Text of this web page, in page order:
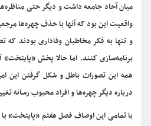
میان آحاد جامعه داشت و دیگر حتی
واقعیت این بود که آنها با حذف چهره‌ها
و تنها به فکر مخاطبان وفاداری بودند که
برنامه‌سازی کنند. اما حالا پخش «پایتخت»
همه این تصورات باطل و شکل گرفتن این
درباره دیگر چهره‌ها و افراد محبوب رسانه
با تمامی این اوصاف فصل هفتم «پایتخت»